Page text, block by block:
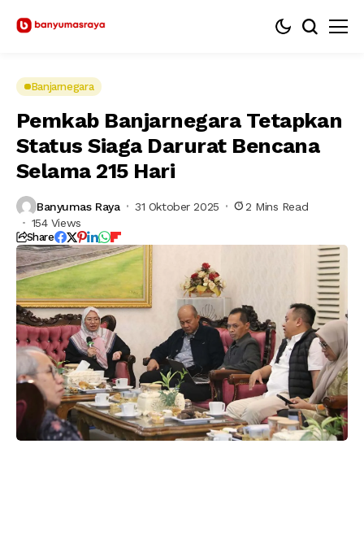
Banjarnegara
Pemkab Banjarnegara Tetapkan
Status Siaga Darurat Bencana
Selama 215 Hari
Banyumas Raya 31 Oktober 2025
2 Mins Read
154 Views
Share